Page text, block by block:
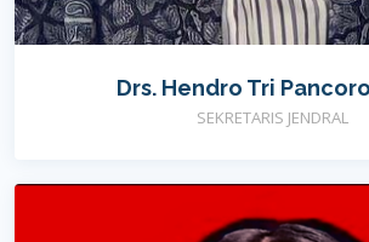
Drs. Hendro Tri
SEKRETARIS JENDRAL